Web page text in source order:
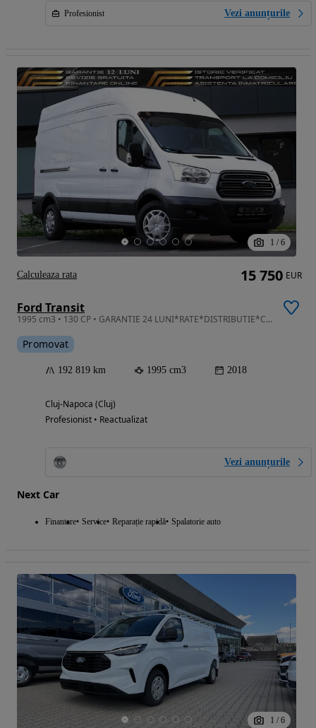
Profesionist Vezi anunțurile
1 / 6
Ford Transit
1995 cm3 • 130 CP • GARANTIE 24 LUNI*RATE*DISTRIBUTIE*Camera*Incalzire scaune*Led-Ca NOU!
Promovat
192 819 km 1995 cm3 2018
Cluj-Napoca (Cluj)
Profesionist • Reactualizat
Vezi anunțurile
Next Car
Finantare Service Reparație rapidă Spalatorie auto
15 750 EUR
Calculeaza rata
1 / 6